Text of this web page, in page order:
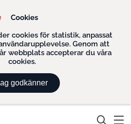
Cookies
cookies för statistik, anpassat
Genom att
webbplats accepterar du våra
cookies.
godkänner